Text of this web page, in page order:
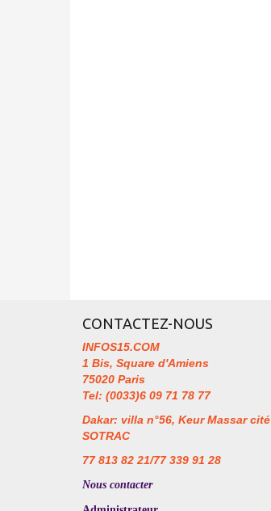
CONTACTEZ-NOUS
INFOS15.COM
1 Bis, Square d'Amiens
75020 Paris
Tel: (0033)6 09 71 78 77
Dakar: villa n°56, Keur Massar cité
SOTRAC
77 813 82 21/77 339 91 28
Nous contacter